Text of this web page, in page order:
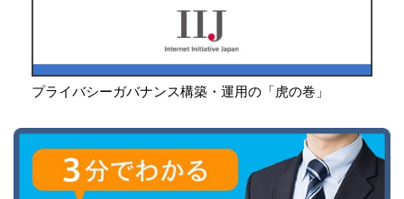
プライバシーガバナンス構築・運用の「虎の巻」